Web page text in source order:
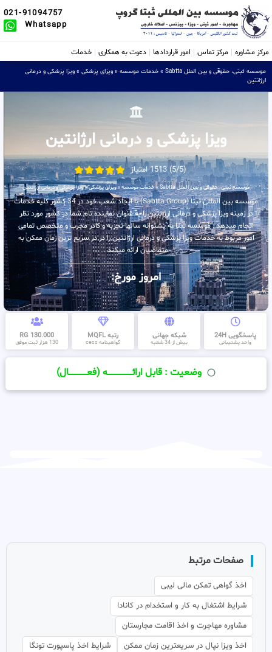
021-91094757
Whatsapp
مرکز مشاوره مرکز تماس امور قراردادها دعوت به همکاری خدمات
موسسه ثبتی، حقوقی و بین الملل Sabtta » خدمات موسسه » ویزای پزشکی » ویزا پزشکی و درمانی
ارژانتین
ویزا پزشکی و درمانی ارژانتین
(5/5) 1513 امتیاز
موسسه ثبتی، حقوقی و بین الملل Sabtta »خدمات موسسه»ویزای پزشکی»ویزا پزشکی و درمانی ارژانتین
موسسه بین المللی ثبتا (Sabtta Group) با ایجاد شعب خود در 34 کشور کلیه خدمات
در زمینه ویزا پزشکی و درمانی ارژانتین را به عنوان نماینده تام شما در کشور مورد نظر
انجام میدهد . موسسه ثبتا به پشتوانه سالها تجربه و کادر مجرب و متخصص تمامی
امور مربوط به خدمات ویزا پزشکی و درمانی ارژانتین را در در سریع ترین زمان ممکن به
متقاضیان ارائه میکند .
امروز مورخ:
پاسخگویی 24H
واحد پشتیبانی
شبکه جهانی
بیش از 34 شعبه
رتبه MQFL
گواهینامه cess
130.000 RG
130 هزار ثبت موفق
وضعیت : قابل ارائــــــــــــــــــــه (فعـــــــــــــــال)
صفحات مرتبط
اخذ گواهی تمکن مالی لیبی
شرایط اشتغال به کار و استخدام در کانادا
مشاوره مهاجرت و اخذ اقامت مجارستان
اخذ ویزا نپال در سریعترین زمان ممکن
شرایط اخذ پاسپورت تونگا